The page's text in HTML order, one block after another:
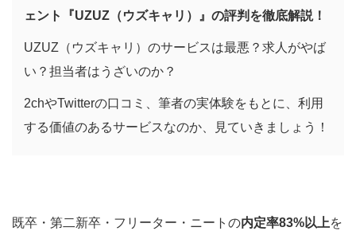
ェント『UZUZ（ウズキャリ）』の評判を徹底解説！
UZUZ（ウズキャリ）のサービスは最悪？求人がやば
い？担当者はうざいのか？
2chやTwitterの口コミ、筆者の実体験をもとに、利用
する価値のあるサービスなのか、見ていきましょう！
既卒・第二新卒・フリーター・ニートの内定率83%以上を